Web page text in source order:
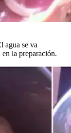
agua se va
en la preparación.